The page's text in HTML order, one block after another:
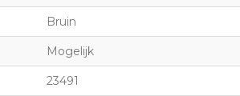
Bruin
Mogelijk
23491